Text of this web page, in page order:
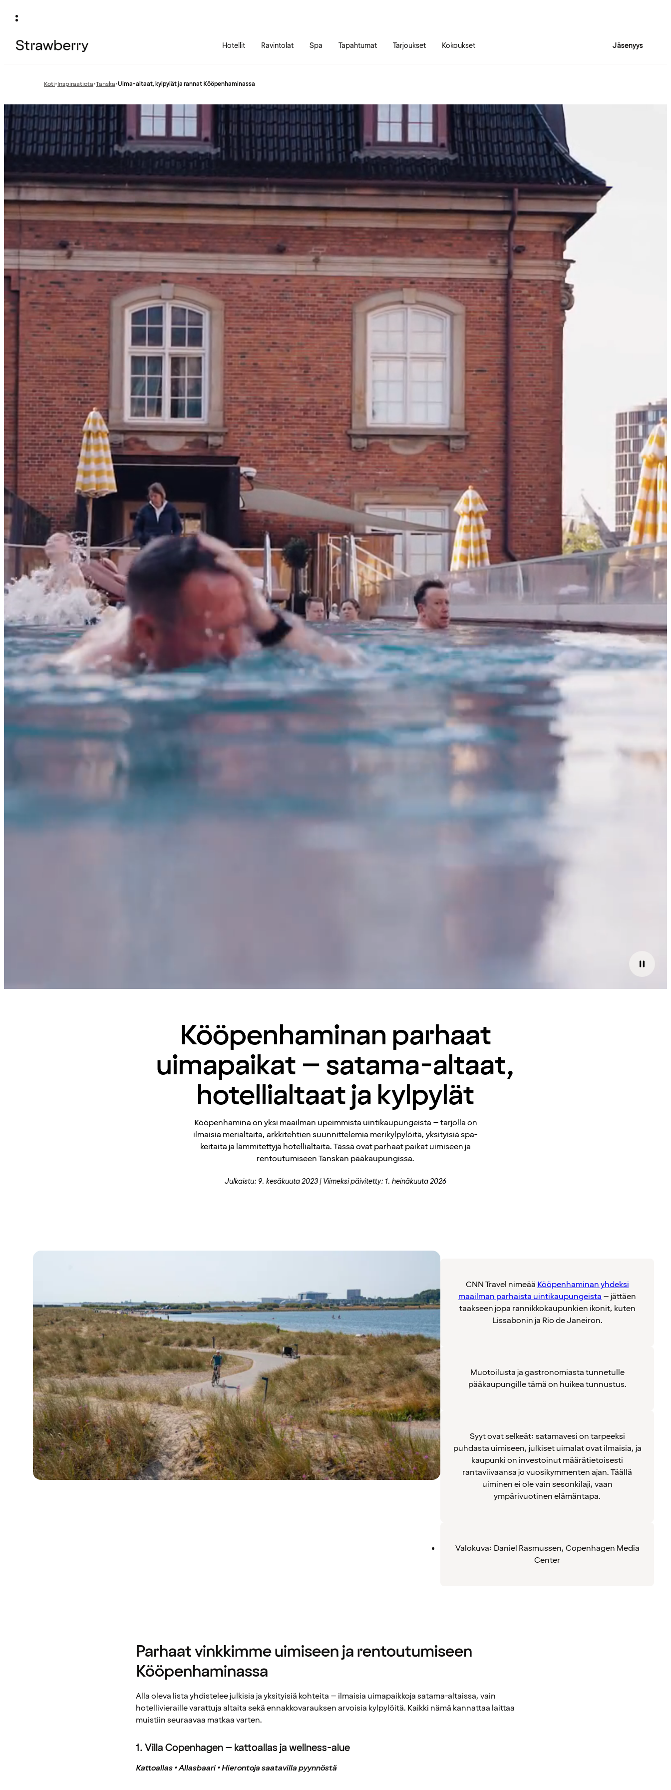
Hotellit Ravintolat Spa Tapahtumat Tarjoukset Kokoukset Jäsenyys
Koti•Edellinen
Inspiraatiota•Edellinen
Tanska•Uima-altaat, kylpylät ja rannat Kööpenhaminassa
Kööpenhaminan parhaat
uimapaikat – satama-altaat,
hotellialtaat ja kylpylät
Kööpenhamina on yksi maailman upeimmista uintikaupungeista – tarjolla on
ilmaisia merialtaita, arkkitehtien suunnittelemia merikylpylöitä, yksityisiä spa-
keitaita ja lämmitettyjä hotellialtaita. Tässä ovat parhaat paikat uimiseen ja
rentoutumiseen Tanskan pääkaupungissa.
Julkaistu: 9. kesäkuuta 2023 Viimeksi päivitetty: 1. heinäkuuta 2026
CNN Travel nimeää Kööpenhaminan yhdeksi
maailman parhaista uintikaupungeista – jättäen
taakseen jopa rannikkokaupunkien ikonit, kuten
Lissabonin ja Rio de Janeiron.
Muotoilusta ja gastronomiasta tunnetulle
pääkaupungille tämä on huikea tunnustus.
Syyt ovat selkeät: satamavesi on tarpeeksi
puhdasta uimiseen, julkiset uimalat ovat ilmaisia, ja
kaupunki on investoinut määrätietoisesti
rantaviivaansa jo vuosikymmenten ajan. Täällä
uiminen ei ole vain sesonkilaji, vaan
ympärivuotinen elämäntapa.
Valokuva: Daniel Rasmussen, Copenhagen Media
Center
Parhaat vinkkimme uimiseen ja rentoutumiseen
Kööpenhaminassa
Alla oleva lista yhdistelee julkisia ja yksityisiä kohteita – ilmaisia uimapaikkoja satama-altaissa, vain
hotellivieraille varattuja altaita sekä ennakkovarauksen arvoisia kylpylöitä. Kaikki nämä kannattaa laittaa
muistiin seuraavaa matkaa varten.
1. Villa Copenhagen – kattoallas ja wellness-alue
Kattoallas • Allasbaari • Hierontoja saatavilla pyynnöstä